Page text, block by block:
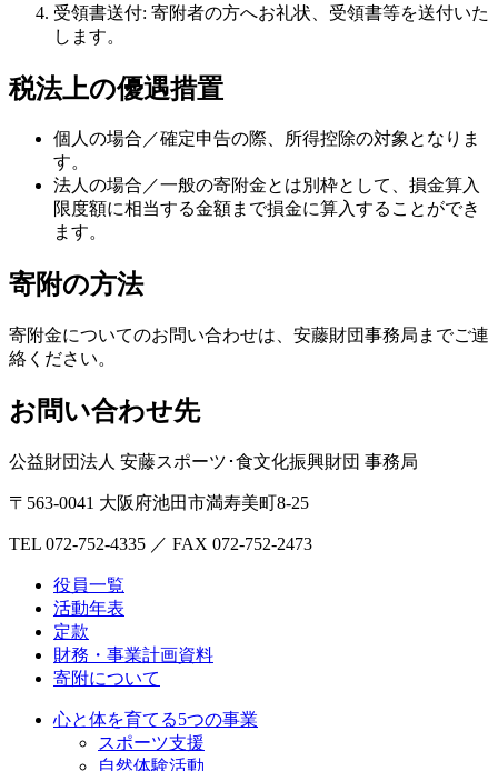
受領書送付: 寄附者の方へお礼状、受領書等を送付いた
します。
税法上の優遇措置
個人の場合／確定申告の際、所得控除の対象となりま
す。
法人の場合／一般の寄附金とは別枠として、損金算入
限度額に相当する金額まで損金に算入することができ
ます。
寄附の方法
寄附金についてのお問い合わせは、安藤財団事務局までご連
絡ください。
お問い合わせ先
公益財団法人 安藤スポーツ･食文化振興財団 事務局
〒563-0041 大阪府池田市満寿美町8-25
TEL 072-752-4335 ／ FAX 072-752-2473
役員一覧
活動年表
定款
財務・事業計画資料
寄附について
心と体を育てる5つの事業
スポーツ支援
自然体験活動